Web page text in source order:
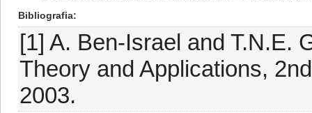
Bibliografia
[1] A. Ben-Israel and T.N.E.
Theory and Applications,
2003.